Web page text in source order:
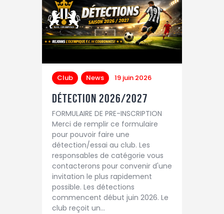
Club News 19 juin 2026
Détection 2026/2027
FORMULAIRE DE PRE-INSCRIPTION
Merci de remplir ce formulaire
pour pouvoir faire une
détection/essai au club. Les
responsables de catégorie vous
contacterons pour convenir d'une
invitation le plus rapidement
possible. Les détections
commencent début juin 2026. Le
club reçoit un…